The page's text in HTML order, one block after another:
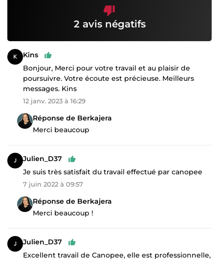
2 avis négatifs
Kins
Bonjour, Merci pour votre travail et au plaisir de
poursuivre. Votre écoute est précieuse. Meilleurs
messages. Kins
12 janv. 2023 à 16:29
Réponse de Berkajera
Merci beaucoup
Julien_D37
Je suis très satisfait du travail effectué par canopee
7 juin 2022 à 09:57
Réponse de Berkajera
Merci beaucoup !
Julien_D37
Excellent travail de Canopee, elle est professionnelle,